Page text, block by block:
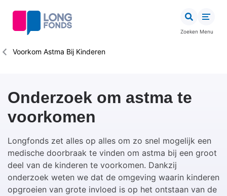
inhoud
Zoeken Menu
Kruimelpad
Voorkom Astma Bij Kinderen
Onderzoek om astma te
voorkomen
Longfonds zet alles op alles om zo snel mogelijk een
medische doorbraak te vinden om astma bij een groot
deel van de kinderen te voorkomen. Dankzij
onderzoek weten we dat de omgeving waarin kinderen
opgroeien van grote invloed is op het ontstaan van de